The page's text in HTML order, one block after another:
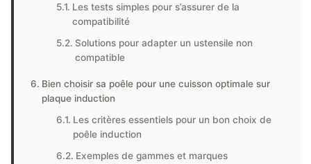
Les tests simples pour s’assurer de la
compatibilité
Solutions pour adapter un ustensile non
compatible
Bien choisir sa poêle pour une cuisson optimale sur
plaque induction
Les critères essentiels pour un bon choix de
poêle induction
Exemples de gammes et marques